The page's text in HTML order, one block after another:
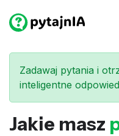
Zadawaj pytania i
inteligentne
Jakie masz